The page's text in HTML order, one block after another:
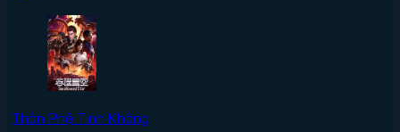
Thôn Phệ Tinh Không